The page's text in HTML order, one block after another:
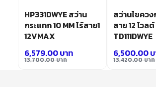
HP331DWYE สว่าน
กระแทก 10 MM ไร้สาย1
12VMAX
13,700.00บาท
6,579.00บาท
สว่านไขควง
สาย 12 โวล
TD111DWYE
13,420.00บาท
6,500.00